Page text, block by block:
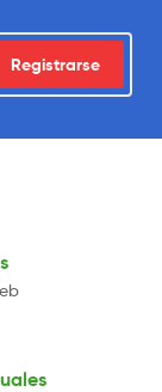
Registrarse